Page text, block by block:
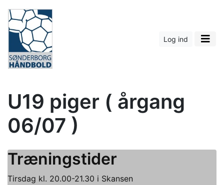
Log ind
U19 piger ( årgang
06/07 )
Træningstider
Tirsdag kl. 20.00-21.30 i Skansen